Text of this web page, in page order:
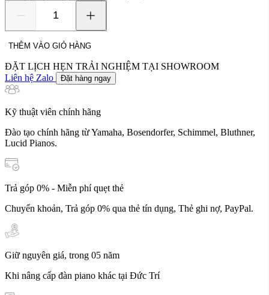
C6X
số
lượng
THÊM VÀO GIỎ HÀNG
ĐẶT LỊCH HẸN TRẢI NGHIỆM TẠI SHOWROOM
Liên hệ Zalo
Đặt hàng ngay
Kỹ thuật viên chính hãng
Đào tạo chính hãng từ Yamaha, Bosendorfer, Schimmel, Bluthner,
Lucid Pianos.
Trả góp 0% - Miễn phí quẹt thẻ
Chuyển khoản, Trả góp 0% qua thẻ tín dụng, Thẻ ghi nợ, PayPal.
Giữ nguyên giá, trong 05 năm
Khi nâng cấp đàn piano khác tại Đức Trí